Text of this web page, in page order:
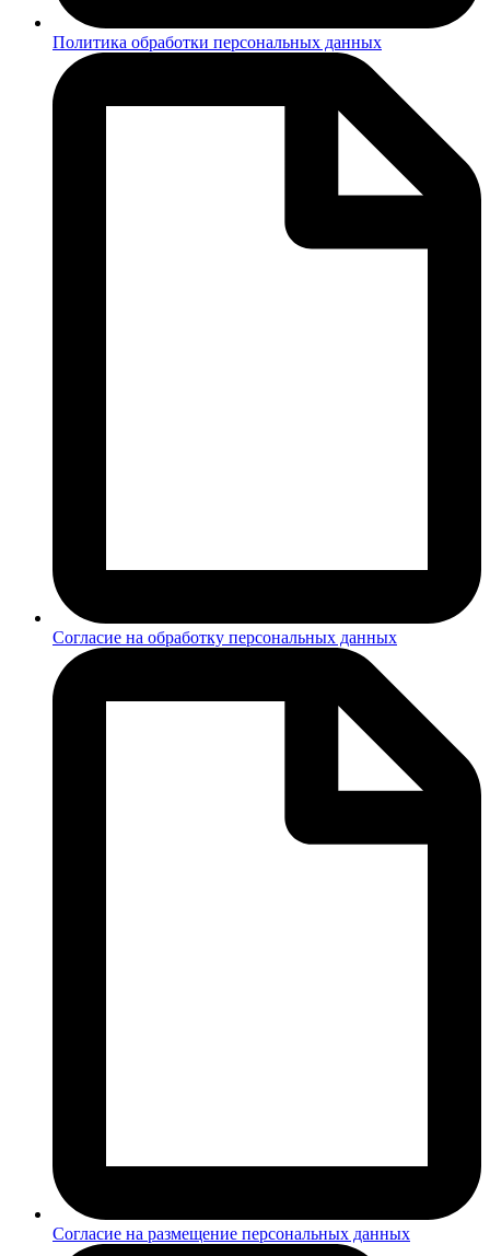
Политика обработки персональных данных
Согласие на обработку персональных данных
Согласие на размещение персональных данных